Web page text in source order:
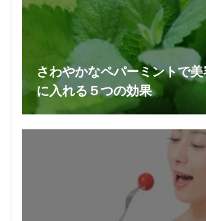
さわやかなペパーミントで
に入れる５つの効果